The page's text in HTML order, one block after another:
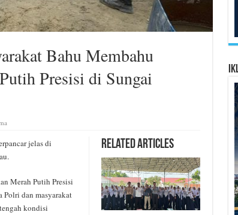
Bahu Membahu
Presisi di Sungai
Related Articles
jelas di
Merah Putih Presisi
Polri dan masyarakat
kondisi